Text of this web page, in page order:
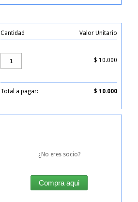
Cantidad Valor Unitario
$ 10.000
Total a pagar: $ 10.000
¿No eres socio?